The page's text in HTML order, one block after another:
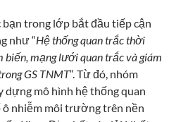
bạn trong lớp bắt đầu tiếp cận
như “Hệ thống quan trắc thời
biến, mạng lưới quan trắc và giám
GS TNMT“. Từ đó, nhóm
dựng mô hình hệ thống quan
ô nhiễm môi trường trên nền